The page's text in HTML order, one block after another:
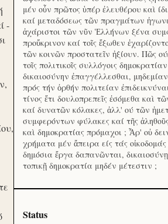
-
μέν οὖν πρῶτος ὑπέρ ἐλευθέρου καὶ
καί μεταδόσεως τῶν πραγμάτων
ἀχάριστοι τῶν νῦν Ἑλλήνων ξένα
προὔκρινον καί τοῖς ἔξωθεν
τῶν κοινῶν προστατεῖν ἠξίουν. Πῶς
τοῖς πολιτικοῖς συλλόγοις
δικαιοσύνην ἐπαγγέλλεσθαι,
πρός τήν ὀρθήν πολιτείαν
τίνος ἔτι δουλοπρεπεῖς ἐσόμεθα καὶ
καί δυνατῶν κόλακες, ἀλλ' ού τῶν
συμφερόντων φύλακες καί τῆς
καὶ δημοκρατίας πρόμαχοι ; Ἆρ' οὐ
χρήματα μέν ἄπειρα είς τάς
δημόσια ἔργα δαπανῶνται,
τοπικῇ δημοκρατία μηδέν μέτεστιν ;
Status